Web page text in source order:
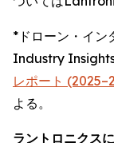
*ドローン・イン
Industry
レポート
よる。
ラントロニクス